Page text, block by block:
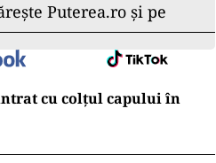
Puterea.ro și pe
cu colțul capului în